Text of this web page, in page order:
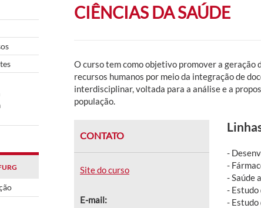
CIÊNCIAS DA SAÚDE
O curso tem como objetivo promover a geração
recursos humanos por meio da integração de
interdisciplinar, voltada para a análise e a
população.
CONTATO
Site do curso
E-mail:
-
-
- Saúde
- Estudo
- Estudo